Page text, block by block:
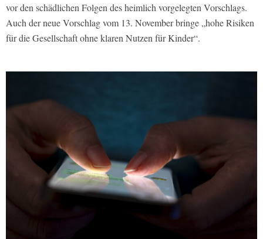
vor den schädlichen Folgen des heimlich vorgelegten Vorschlags.
Auch der neue Vorschlag vom 13. November bringe „hohe Risiken
für die Gesellschaft ohne klaren Nutzen für Kinder“.